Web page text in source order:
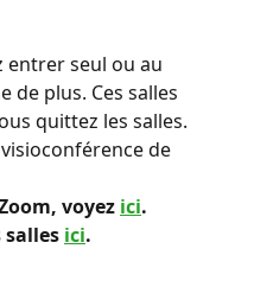
entrer seul ou au
de plus. Ces salles
quittez les salles.
de
voyez ici.
salles ici.